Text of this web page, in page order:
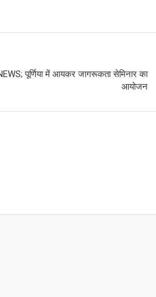
पूर्णिया में आयकर जागरूकता सेमिनार का
आयोजन